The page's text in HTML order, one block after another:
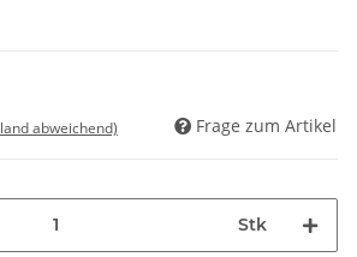
abweichend) Frage zum Artikel
Stk